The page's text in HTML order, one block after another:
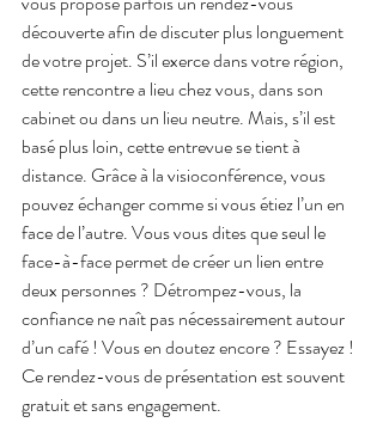
découverte afin de discuter plus longuement
de votre projet. S’il exerce dans votre région,
cette rencontre a lieu chez vous, dans son
cabinet ou dans un lieu neutre. Mais, s’il est
basé plus loin, cette entrevue se tient à
distance. Grâce à la visioconférence, vous
pouvez échanger comme si vous étiez l’un en
face de l’autre. Vous vous dites que seul le
face-à-face permet de créer un lien entre
deux personnes ? Détrompez-vous, la
confiance ne naît pas nécessairement autour
d’un café ! Vous en doutez encore ? Essayez !
Ce rendez-vous de présentation est souvent
gratuit et sans engagement.